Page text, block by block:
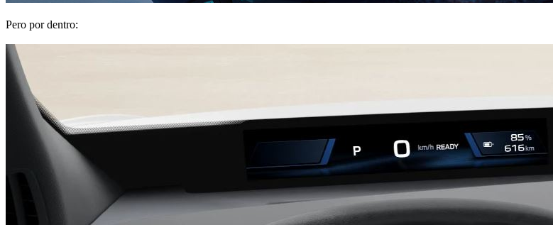
Pero por dentro: